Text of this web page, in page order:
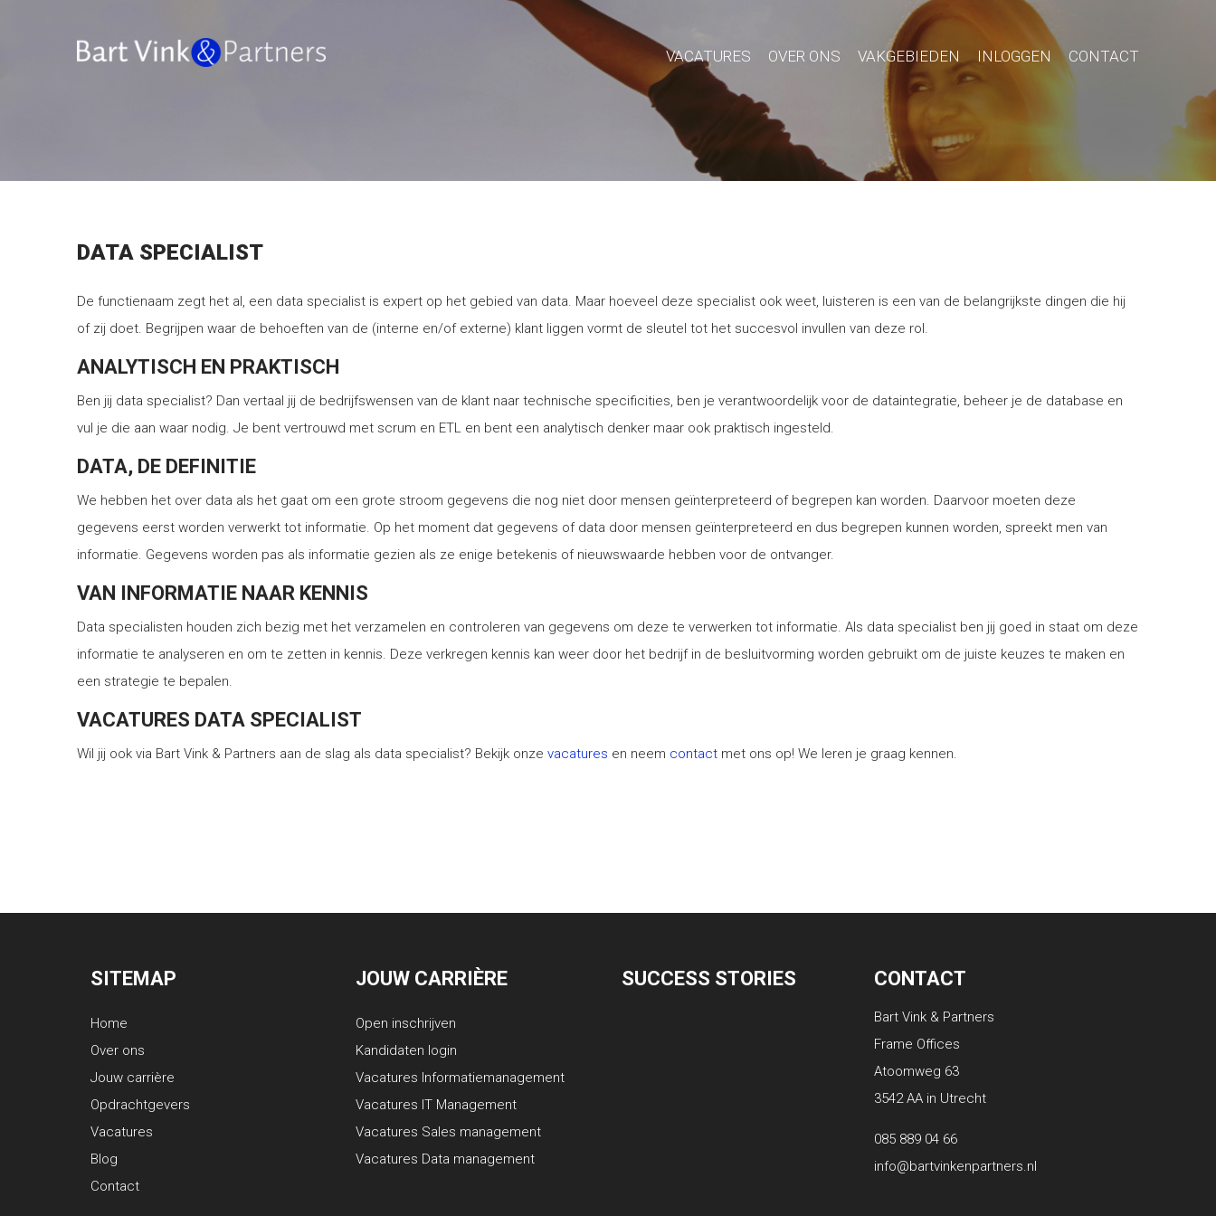
VACATURES OVER ONS VAKGEBIEDEN INLOGGEN CONTACT
DATA SPECIALIST
De functienaam zegt het al, een data specialist is expert op het gebied van data. Maar hoeveel deze specialist ook weet, luisteren is een van de belangrijkste dingen die hij
of zij doet. Begrijpen waar de behoeften van de (interne en/of externe) klant liggen vormt de sleutel tot het succesvol invullen van deze rol.
ANALYTISCH EN PRAKTISCH
Ben jij data specialist? Dan vertaal jij de bedrijfswensen van de klant naar technische specificities, ben je verantwoordelijk voor de dataintegratie, beheer je de database en
vul je die aan waar nodig. Je bent vertrouwd met scrum en ETL en bent een analytisch denker maar ook praktisch ingesteld.
DATA, DE DEFINITIE
We hebben het over data als het gaat om een grote stroom gegevens die nog niet door mensen geïnterpreteerd of begrepen kan worden. Daarvoor moeten deze
gegevens eerst worden verwerkt tot informatie. Op het moment dat gegevens of data door mensen geïnterpreteerd en dus begrepen kunnen worden, spreekt men van
informatie. Gegevens worden pas als informatie gezien als ze enige betekenis of nieuwswaarde hebben voor de ontvanger.
VAN INFORMATIE NAAR KENNIS
Data specialisten houden zich bezig met het verzamelen en controleren van gegevens om deze te verwerken tot informatie. Als data specialist ben jij goed in staat om deze
informatie te analyseren en om te zetten in kennis. Deze verkregen kennis kan weer door het bedrijf in de besluitvorming worden gebruikt om de juiste keuzes te maken en
een strategie te bepalen.
VACATURES DATA SPECIALIST
Wil jij ook via Bart Vink & Partners aan de slag als data specialist? Bekijk onze vacatures en neem contact met ons op! We leren je graag kennen.
SITEMAP
Home
Over ons
Jouw carrière
Opdrachtgevers
Vacatures
Blog
Contact
JOUW CARRIÈRE
Open inschrijven
Kandidaten login
Vacatures Informatiemanagement
Vacatures IT Management
Vacatures Sales management
Vacatures Data management
SUCCESS STORIES CONTACT
Bart Vink & Partners
Frame Offices
Atoomweg 63
3542 AA in Utrecht
085 889 04 66
info@bartvinkenpartners.nl